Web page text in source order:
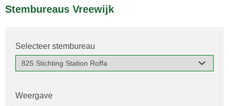
Stembureaus Vreewijk
Selecteer stembureau
Weergave